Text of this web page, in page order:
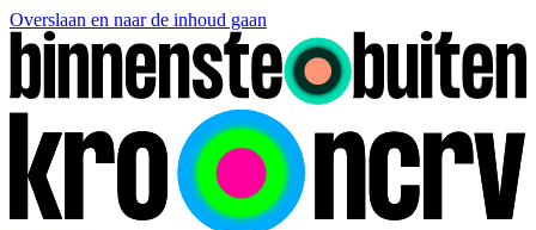
Overslaan en naar de inhoud gaan